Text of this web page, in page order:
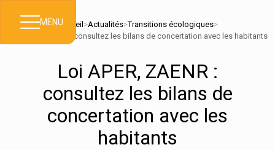
MENUAccueil >Actualités>Transitions écologiques>
Loi APER, ZAENR : consultez les bilans de concertation avec les habitants
Loi APER, ZAENR :
consultez les bilans de
concertation avec les
habitants